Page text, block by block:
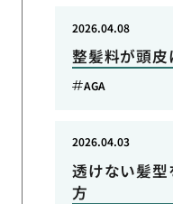
整髪料が頭
2026.04.08
AGA
透けない髪
方
2026.04.03